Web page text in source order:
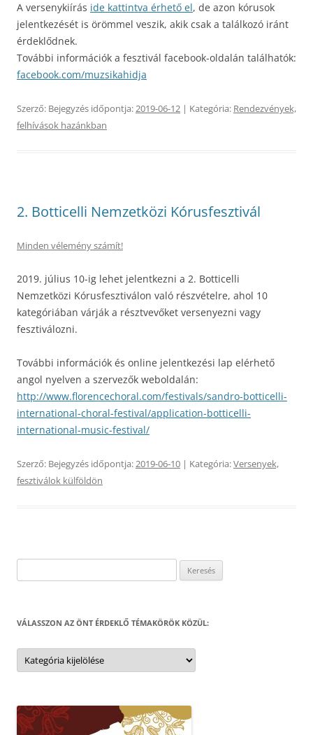
A versenykiírás ide kattintva érhető el, de azon kórusok
jelentkezését is örömmel veszik, akik csak a találkozó iránt
érdeklődnek.
További információk a fesztivál facebook-oldalán találhatók:
facebook.com/muzsikahidja
Szerző: Bejegyzés időpontja:2019-06-12 | Kategória: Rendezvények,
felhívások hazánkban
2. Botticelli Nemzetközi Kórusfesztivál
Minden vélemény számít!
2019. július 10-ig lehet jelentkezni a 2. Botticelli
Nemzetközi Kórusfesztiválon való részvételre, ahol 10
kategóriában várják a résztvevőket versenyezni vagy
fesztiválozni.
További információk és online jelentkezési lap elérhető
angol nyelven a szervezők weboldalán:
http://www.florencechoral.com/festivals/sandro-botticelli-
international-choral-festival/application-botticelli-
international-music-festival/
Szerző: Bejegyzés időpontja:2019-06-10 | Kategória:Versenyek,
fesztiválok külföldön
VÁLASSZON AZ ÖNT ÉRDEKLŐ TÉMAKÖRÖK KÖZÜL:
Válasszon
az
Önt